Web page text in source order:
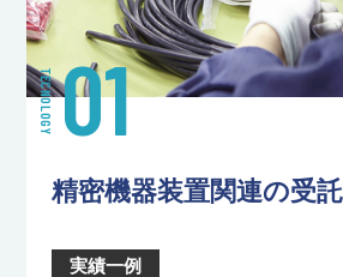
TECNOLOGY01
精密機器装置関連の受
実績一例